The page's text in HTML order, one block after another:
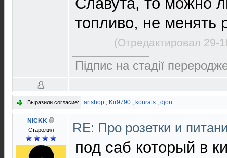
топливо, не менять
(Отредактировал 29-
Підпис на стадії
Выразили согласие: artshop , Kir9790 , konrats , djon
NICKK
Старожил RE: Про розетки и
под саб который в